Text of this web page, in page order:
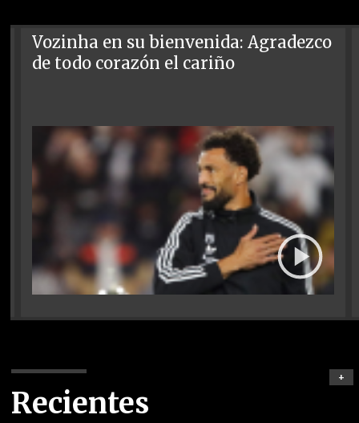
Vozinha en su bienvenida: Agradezco
de todo corazón el cariño
Recientes
+